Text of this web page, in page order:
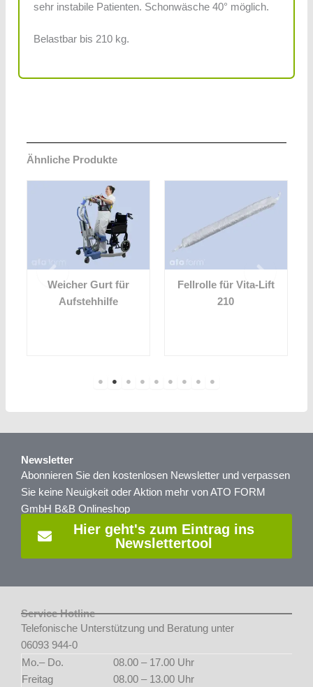
sehr instabile Patienten. Schonwäsche 40° möglich.
Belastbar bis 210 kg.
Ähnliche Produkte
Weicher Gurt für
Aufstehhilfe
Fellrolle für Vita-Lift
210
Newsletter
Abonnieren Sie den kostenlosen Newsletter und verpassen
Sie keine Neuigkeit oder Aktion mehr von ATO FORM
GmbH B&B Onlineshop
Hier geht's zum Eintrag ins
Newslettertool
Service Hotline
Telefonische Unterstützung und Beratung unter
06093 944-0
Mo.– Do.
08.00 – 17.00 Uhr
Freitag
08.00 – 13.00 Uhr